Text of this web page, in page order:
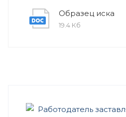
Образец иска
19.4 Кб